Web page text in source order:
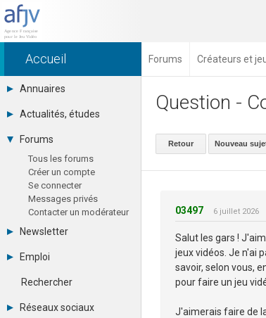
Accueil Forums Créateurs et
Annuaires
Toutes les sociétés (691)
Studios (418)
Editeurs (49)
Hard. / Accessoires (10)
Middlewares (15)
Prestataires (99)
Assoc. / Syndicats (21)
Formations / Ecoles (46)
Presse spécialisée (17)
Actualités, études
Chiffres
Etudes
eSport
Financement
Hardware
Juridiques
Librairie
RSS
Forums
Tous les forums
Créer un compte
Se connecter
Messages privés
Contacter un modérateur
Newsletter
Archives
Abonnement
Emploi
Consulter les annonces
Observatoire de l'emploi
Rechercher
Réseaux sociaux
Question -
Retour Nouveau
03497 6 juillet 2026
Salut les gars !
jeux vidéos. Je n'ai
savoir, selon vous,
pour faire un jeu
J'aimerais faire de